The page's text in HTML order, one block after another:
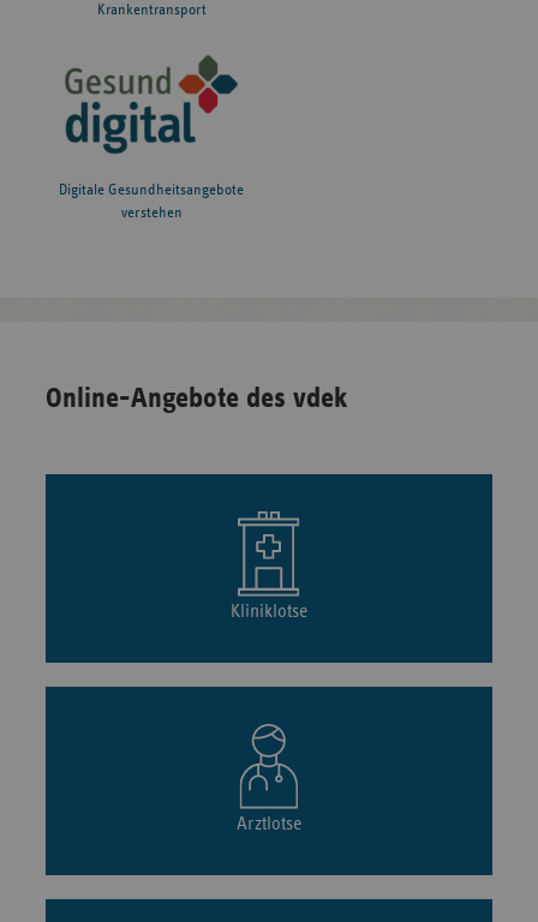
Krankentransport
Digitale Gesundheitsangebote
verstehen
Online-Angebote des vdek
Kliniklotse
Arztlotse